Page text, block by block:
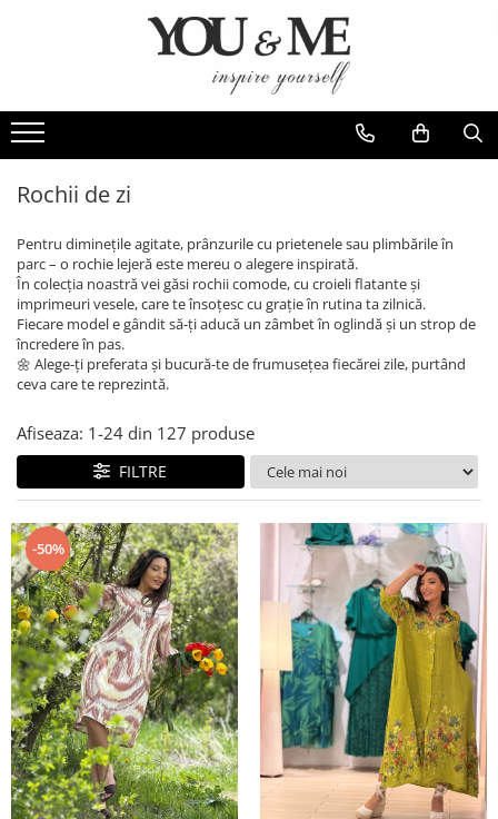
Bluze si camasi
Pantaloni
Geci si jachete
Rochii de eveniment
Compleuri si costume
Salopete
Tricouri si topuri
Fuste
Sacouri
Vesta
Genti
Esarfe
Coliere si brose
Rochii de zi
Pentru diminețile agitate, prânzurile cu prietenele sau plimbările în
parc – o rochie lejeră este mereu o alegere inspirată.
În colecția noastră vei găsi rochii comode, cu croieli flatante și
imprimeuri vesele, care te însoțesc cu grație în rutina ta zilnică.
Fiecare model e gândit să-ți aducă un zâmbet în oglindă și un strop de
încredere în pas.
🌼 Alege-ți preferata și bucură-te de frumusețea fiecărei zile, purtând
ceva care te reprezintă.
Afiseaza: 1-24 din 127 produse
FILTRE
-50%